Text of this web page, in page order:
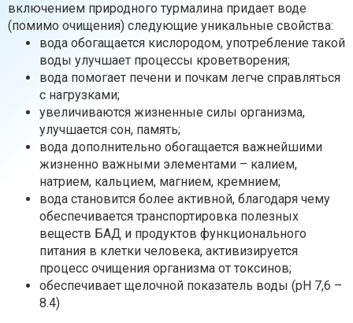
включением природного турмалина придает воде
(помимо очищения) следующие уникальные свойства:
вода обогащается кислородом, употребление такой
воды улучшает процессы кроветворения;
вода помогает печени и почкам легче справляться
с нагрузками;
увеличиваются жизненные силы организма,
улучшается сон, память;
вода дополнительно обогащается важнейшими
жизненно важными элементами – калием,
натрием, кальцием, магнием, кремнием;
вода становится более активной, благодаря чему
обеспечивается транспортировка полезных
веществ БАД и продуктов функционального
питания в клетки человека, активизируется
процесс очищения организма от токсинов;
обеспечивает щелочной показатель воды (pH 7,6 –
8.4)